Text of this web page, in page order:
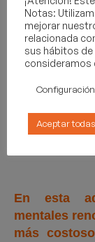
En esta
mentales
más
Notas:
mejorar
relacionada
sus hábitos de
consideramos
Aceptar